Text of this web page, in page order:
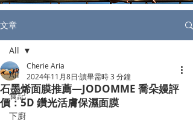
文章
All
食記
下廚
All
石墨烯面膜推薦—JODOMME 喬朵嫚評
價：5D 鑽光活膚保濕面膜
Cherie Aria
2024年11月8日 讀畢需時 3 分鐘